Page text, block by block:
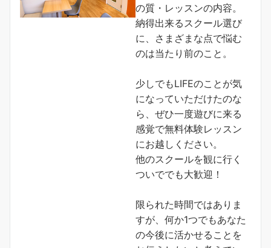
の質・レッスンの内容。
納得出来るスクール選び
に、さまざまな点で悩む
のは当たり前のこと。
少しでもLIFEのことが気
になっていただけたのな
ら、ぜひ一度遊びに来る
感覚で無料体験レッスン
にお越しください。
他のスクールを観に行く
ついででも大歓迎！
限られた時間ではありま
すが、何か1つでもあなた
の今後に活かせることを